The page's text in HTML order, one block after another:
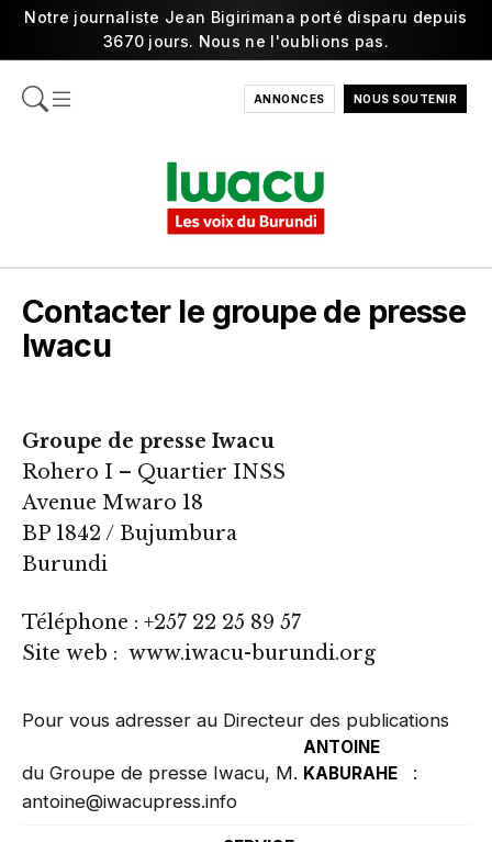
Notre journaliste Jean Bigirimana porté disparu depuis
3670 jours. Nous ne l'oublions pas.
ANNONCES NOUS SOUTENIR
Contacter le groupe de presse
Iwacu
Groupe de presse Iwacu
Rohero I – Quartier INSS
Avenue Mwaro 18
BP 1842 / Bujumbura
Burundi
Téléphone : +257 22 25 89 57
Site web : www.iwacu-burundi.org
Pour vous adresser au Directeur des publications
du Groupe de presse Iwacu, M.
ANTOINE
KABURAHE
:
antoine@iwacupress.info